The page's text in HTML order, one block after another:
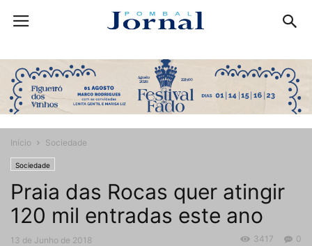
Início Sociedade
Sociedade
Praia das Rocas quer atingir
120 mil entradas este ano
13 de Junho de 2018 0
3417